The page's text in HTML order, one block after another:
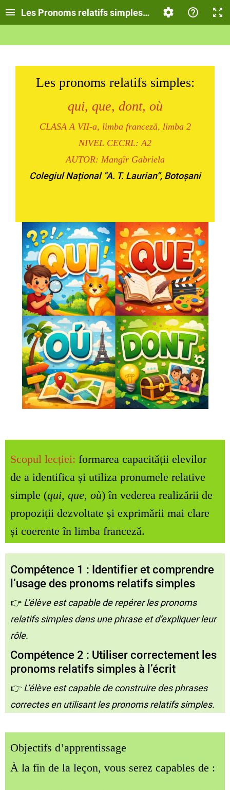
Les Pronoms relatifs simples, clasa a VII-a,
Les pronoms relatifs simples:
qui, que, dont, où
CLASA A VII-a, limba franceză, limba 2
NIVEL CECRL: A2
AUTOR: Mangîr Gabriela
Colegiul Național ”A. T. Laurian”, Botoșani
Scopul lecției: formarea capacității elevilor
de a identifica și utiliza pronumele relative
simple (qui, que, où) în vederea realizării de
propoziții dezvoltate și exprimării mai clare
și coerente în limba franceză.
Compétence 1 : Identifier et comprendre
l’usage des pronoms relatifs simples
👉 L’élève est capable de repérer les pronoms
relatifs simples dans une phrase et d’expliquer leur
rôle.
Compétence 2 : Utiliser correctement les
pronoms relatifs simples à l’écrit
👉 L’élève est capable de construire des phrases
correctes en utilisant les pronoms relatifs simples.
Objectifs d’apprentissage
À la fin de la leçon, vous serez capables de :